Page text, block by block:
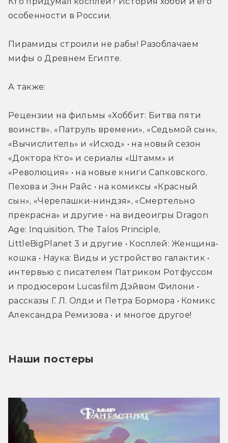
особенности в России.
Пирамиды строили не рабы! Разоблачаем
мифы о Древнем Египте.
А также:
Рецензии на фильмы «Хоббит: Битва пяти
воинств», «Патруль времени», «Седьмой сын»,
«Вычислитель» и «Исход» • на новый сезон
«Доктора Кто» и сериалы «Штамм» и
«Революция» • на новые книги Сапковского,
Пехова и Энн Райс • на комиксы «Красный
сын», «Черепашки-ниндзя», «Смертельно
прекрасна» и другие • на видеоигры Dragon
Age: Inquisition, The Talos Principle,
LittleBigPlanet 3 и другие • Косплей: Женщина-
кошка • Наука: Виды и устройство галактик •
интервью с писателем Патриком Ротфуссом
и продюсером Lucasfilm Дэйвом Филони •
рассказы Г. Л. Олди и Петра Бормора • Комикс
Александра Ремизова • и многое другое!
Наши постеры